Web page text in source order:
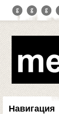
Навигация